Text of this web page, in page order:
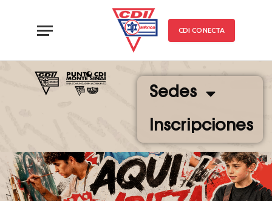
CDI CONECTA
Sedes
Inscripciones